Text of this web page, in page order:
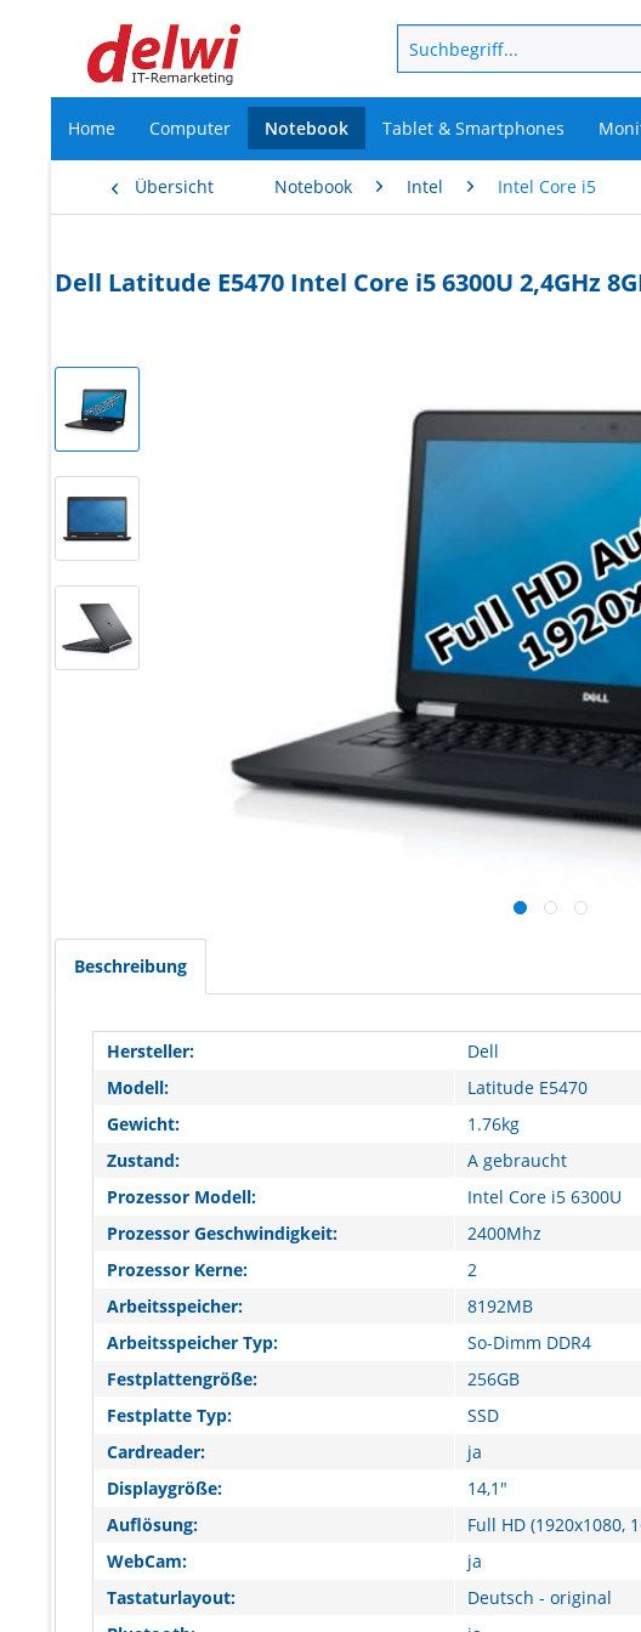
Home Computer Notebook Tablet & Smartphones
Übersicht Notebook Intel Intel Core i5
Dell Latitude E5470 Intel Core i5 6300U 2,4GHz
Beschreibung
Hersteller:
Dell
Modell:
Latitude E5470
Gewicht:
1.76kg
Zustand:
A gebraucht
Prozessor Modell:
Intel Core i5 6300U
Prozessor Geschwindigkeit:
2400Mhz
Prozessor Kerne:
2
Arbeitsspeicher:
8192MB
Arbeitsspeicher Typ:
So-Dimm DDR4
Festplattengröße:
256GB
Festplatte Typ:
SSD
Cardreader:
ja
Displaygröße:
14,1"
Auflösung:
Full HD (1920x1080,
WebCam:
ja
Tastaturlayout:
Deutsch - original